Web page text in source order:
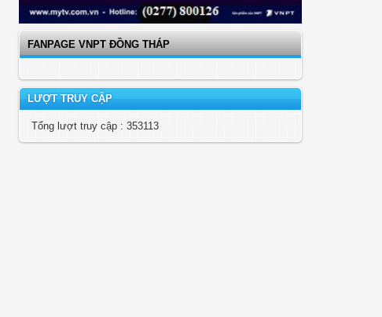
FANPAGE VNPT ĐỒNG THÁP
LƯỢT TRUY CẬP
Tổng lượt truy cập : 353113